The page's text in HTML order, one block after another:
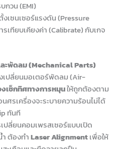
วน (EMI)
เซนเซอร์แรงดัน (Pressure
เทียบเคียงค่า (Calibrate) กับเกจ
ะพัดลม (Mechanical Parts)
ปลี่ยนมอเตอร์พัดลม (Air-
เช็กทิศทางการหมุนให้ถูกต้องตาม
ศรเครื่องจะระบายความร้อนไม่ได้
ทันที
ปลี่ยนคอมเพรสเซอร์แบบเปิด
ต้องทำLaser Alignmentเพื่อให้